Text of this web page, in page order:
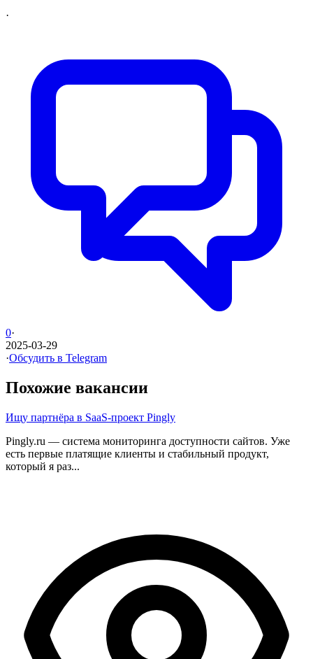
·
0·
2025-03-29
·Обсудить в Telegram
Похожие вакансии
Ищу партнёра в SaaS-проект Pingly
Pingly.ru — система мониторинга доступности сайтов. Уже
есть первые платящие клиенты и стабильный продукт,
который я раз...